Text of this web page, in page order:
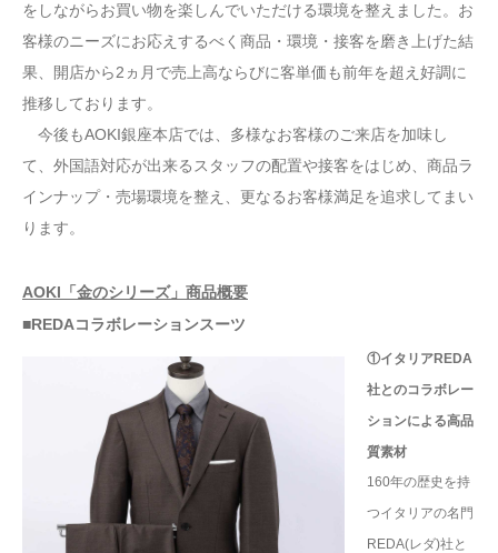
をしながらお買い物を楽しんでいただける環境を整えました。お
客様のニーズにお応えするべく商品・環境・接客を磨き上げた結
果、開店から2ヵ月で売上高ならびに客単価も前年を超え好調に
推移しております。
今後もAOKI銀座本店では、多様なお客様のご来店を加味し
て、外国語対応が出来るスタッフの配置や接客をはじめ、商品ラ
インナップ・売場環境を整え、更なるお客様満足を追求してまい
ります。
AOKI「金のシリーズ」商品概要
■REDAコラボレーションスーツ
①イタリアREDA
社とのコラボレー
ションによる高品
質素材
160年の歴史を持
つイタリアの名門
REDA(レダ)社と